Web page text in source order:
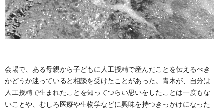
会場で、ある母親から子どもに人工授精で産んだことを伝えるべき
かどうか迷っていると相談を受けたことがあった。青木が、自分は
人工授精で生まれたことを知ってつらい思いをしたことは一度もな
いことや、むしろ医療や生物学などに興味を持つきっかけになった